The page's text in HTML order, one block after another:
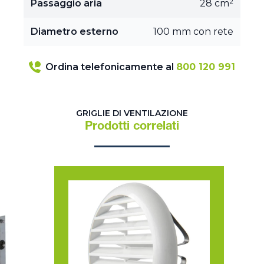
Passaggio aria 28 cm²
Diametro esterno 100 mm con rete
Ordina telefonicamente al 800 120 991
GRIGLIE DI VENTILAZIONE
Prodotti correlati